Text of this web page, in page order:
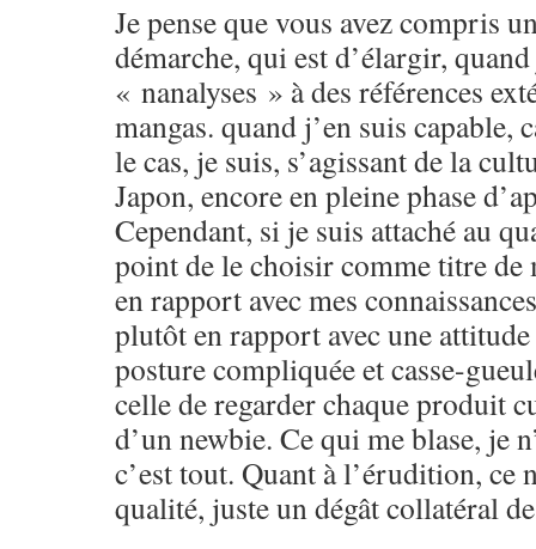
Je pense que vous avez compris
démarche, qui est d’élargir,
« nanalyses » à des références
mangas. quand j’en suis capable,
le cas, je suis, s’agissant de la
Japon, encore en pleine phase
Cependant, si je suis attaché au
point de le choisir comme titre de
en rapport avec mes
plutôt en rapport avec une
posture compliquée et casse-
celle de regarder chaque produit
d’un newbie. Ce qui me blase, je
c’est tout. Quant à l’érudition, ce
qualité, juste un dégât collatéral